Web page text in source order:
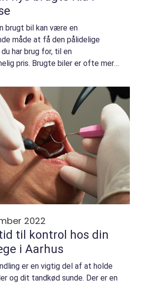
brugt bil kan være en
måde at få den pålidelige
har brug for, til en
pris. Brugte biler er ofte mere
og de kan være udstyret med
som ikke l...
2022
til kontrol hos din
i Aarhus
er en vigtig del af at holde
og dit tandkød sunde. Der er en